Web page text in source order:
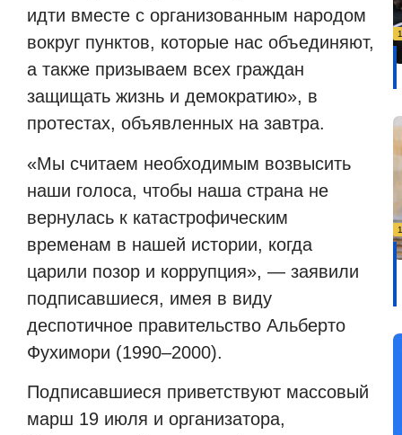
идти вместе с организованным народом
вокруг пунктов, которые нас объединяют,
а также призываем всех граждан
защищать жизнь и демократию», в
протестах, объявленных на завтра.
«Мы считаем необходимым возвысить
наши голоса, чтобы наша страна не
вернулась к катастрофическим
временам в нашей истории, когда
царили позор и коррупция», — заявили
подписавшиеся, имея в виду
деспотичное правительство Альберто
Фухимори (1990–2000).
Подписавшиеся приветствуют массовый
марш 19 июля и организатора,